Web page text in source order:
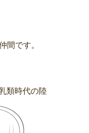
間です。
類時代の陸